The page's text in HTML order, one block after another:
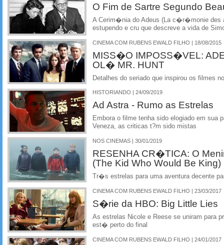
O Fim de Sartre Segundo
A Cerim�nia do Adeus (La c�r�monie des
estupendo e cru que descreve a vida de
CINEMA COM RUBENS EWALD FILHO | 18/08/2015
MISS�O IMPOSS�VEL:
OL� MR. HUNT
Detalhes do seriado que inspirou os filmes
HISTORIANDO | 24/09/2019
Ad Astra - Rumo as Estrelas
Embora o filme tenha sido elogiado em sua
Veneza, as criticas t?m sido mistas
NOS CINEMAS | 30/01/2019
RESENHA CR�TICA: O
(The Kid Who Would Be King)
Tr�s estrelas para uma aventura decente
CINEMA COM RUBENS EWALD FILHO | 23/03/2017
S�rie da HBO: Big Little Lies
As estrelas Nicole e Reese se uniram para
est� perto do final
CINEMA COM RUBENS EWALD FILHO | 24/01/2017